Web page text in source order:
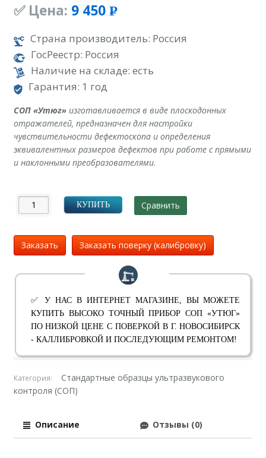
✅ Цена: 9 450 Р
Страна производитель: Россия
ГосРеестр: Россия
Наличие на складе: есть
Гарантия: 1 год
СОП «Утюг»изготавливается в виде плоскодонных
отражателей, предназначен для настройки
чувствительности дефектоскопа и определения
эквивалентных размеров дефектов при работе с прямыми
и наклонными преобразователями.
КУПИТЬ Сравнить
Заказать Заказать поверку (калибровку)
✅ У НАС В ИНТЕРНЕТ МАГАЗИНЕ, ВЫ МОЖЕТЕ
КУПИТЬ ВЫСОКО ТОЧНЫЙ ПРИБОР СОП «УТЮГ»
ПО НИЗКОЙ ЦЕНЕ С ПОВЕРКОЙ В Г. НОВОСИБИРСК
- КАЛЛИБРОВКОЙ И ПОСЛЕДУЮЩИМ РЕМОНТОМ!
Категория:
Стандартные образцы ультразвукового
контроля (СОП)
Описание Отзывы (0)